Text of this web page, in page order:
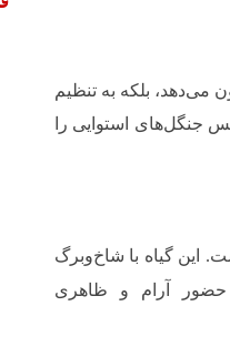
می‌دهد، بلکه به تنظیم
جنگل‌های استوایی را
این گیاه با شاخ‌وبرگ
حضور آرام و ظاهری